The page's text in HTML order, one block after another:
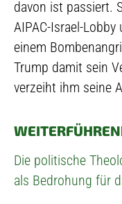
davon ist passiert.
AIPAC-Israel-
einem
Trump damit sein
verzeiht ihm seine
Die politische
als Bedrohung für